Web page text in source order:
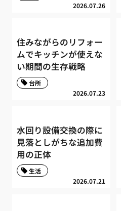
2026.07.26
住みながらのリフォー
ムでキッチンが使えな
い期間の生存戦略
2026.07.23
台所
水回り設備交換の際に
見落としがちな追加費
用の正体
2026.07.21
生活